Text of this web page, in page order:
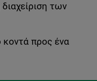
των
κοντά προς ένα